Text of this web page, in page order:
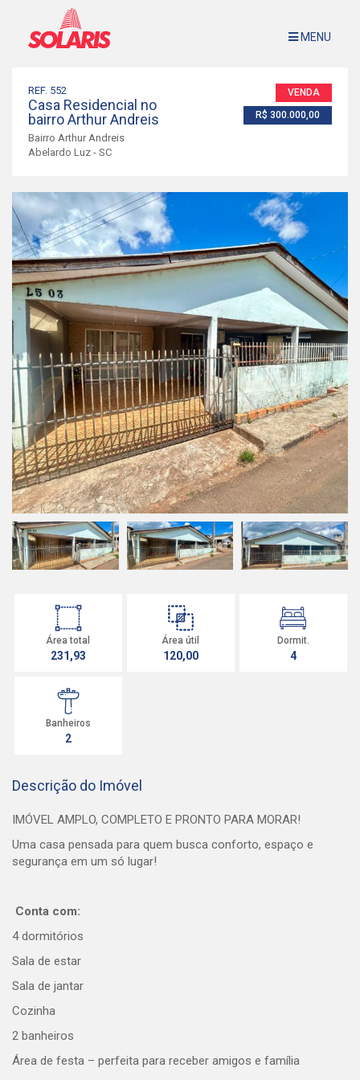
MENU
Imóveis à Venda
Avalie Seu Imóvel
Contato
REF. 552
Casa Residencial no
bairro Arthur Andreis
Bairro Arthur Andreis
Abelardo Luz - SC
VENDA
R$ 300.000,00
Área total
231,93
Área útil
120,00
Dormit.
4
Banheiros
2
Descrição do Imóvel
IMÓVEL AMPLO, COMPLETO E PRONTO PARA MORAR!
Uma casa pensada para quem busca conforto, espaço e
segurança em um só lugar!
Conta com:
4 dormitórios
Sala de estar
Sala de jantar
Cozinha
2 banheiros
Área de festa – perfeita para receber amigos e família